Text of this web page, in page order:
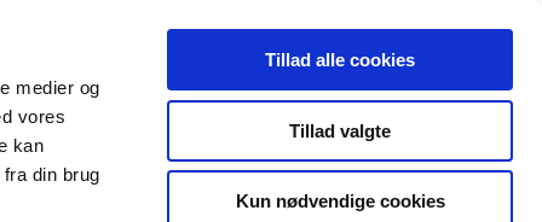
medier og
vores
kan
din brug
Tillad alle cookies
Tillad valgte
Kun nødvendige cookies
Særlige
produktområder